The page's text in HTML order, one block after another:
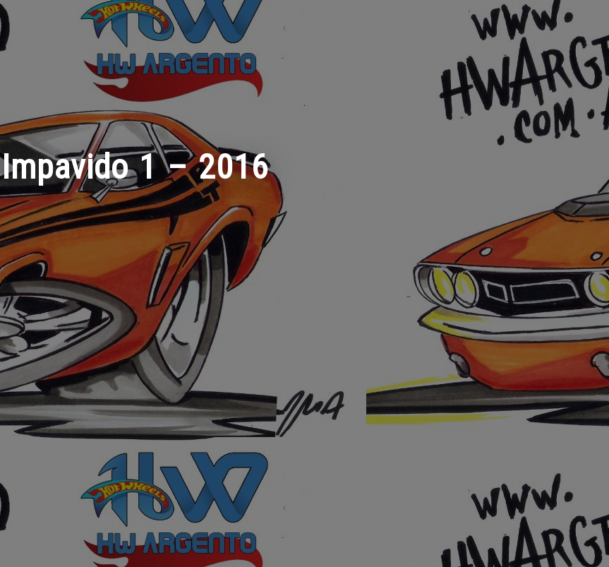
Impavido 1 – 2016